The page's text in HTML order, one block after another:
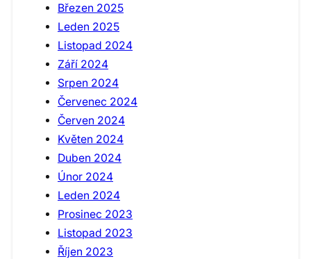
Březen 2025
Leden 2025
Listopad 2024
Září 2024
Srpen 2024
Červenec 2024
Červen 2024
Květen 2024
Duben 2024
Únor 2024
Leden 2024
Prosinec 2023
Listopad 2023
Říjen 2023